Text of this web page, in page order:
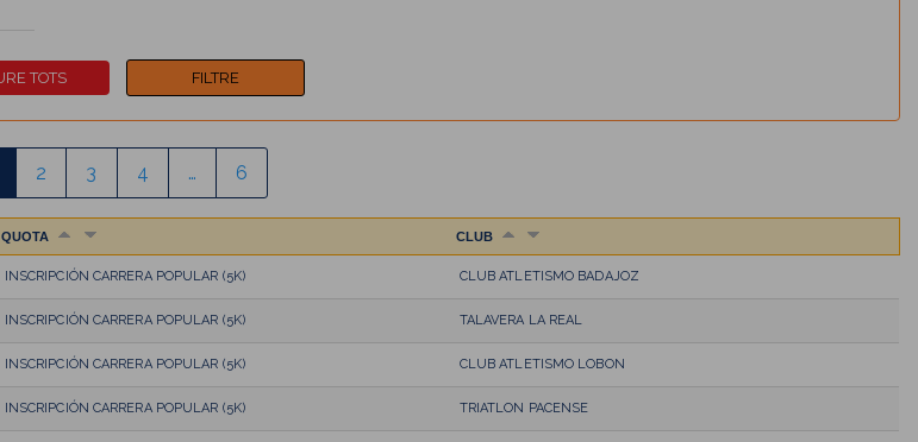
2 3 4 … 6
QUOTA CLUB
INSCRIPCIÓN CARRERA POPULAR (5K) CLUB ATLETISMO BADAJOZ
INSCRIPCIÓN CARRERA POPULAR (5K) TALAVERA LA REAL
INSCRIPCIÓN CARRERA POPULAR (5K) CLUB ATLETISMO LOBON
INSCRIPCIÓN CARRERA POPULAR (5K) TRIATLON PACENSE